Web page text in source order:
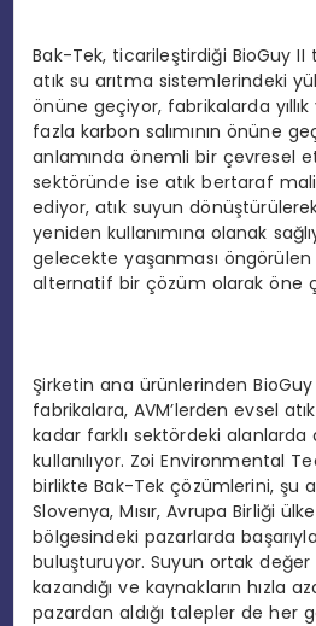
Bak-Tek, ticarileştirdiği BioGuy II
atık su arıtma sistemlerindeki
önüne geçiyor, fabrikalarda yıllık
fazla karbon salımının önüne
anlamında önemli bir çevresel
sektöründe ise atık bertaraf
ediyor, atık suyun
yeniden kullanımına olanak
gelecekte yaşanması öngörülen
alternatif bir çözüm olarak öne
Şirketin ana ürünlerinden
fabrikalara, AVM’lerden evsel
kadar farklı sektördeki alanlarda
kullanılıyor. Zoi Environmental
birlikte Bak-Tek çözümlerini, şu
Slovenya, Mısır, Avrupa Birliği
bölgesindeki pazarlarda
buluşturuyor. Suyun ortak
kazandığı ve kaynakların hızla
pazardan aldığı talepler de her